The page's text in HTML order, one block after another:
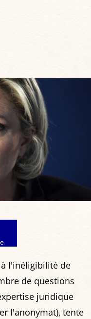
l'inéligibilité de
de questions
juridique
l'anonymat), tente